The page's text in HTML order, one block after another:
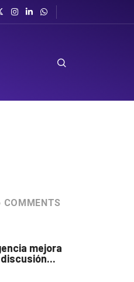
COMMENTS
mejora